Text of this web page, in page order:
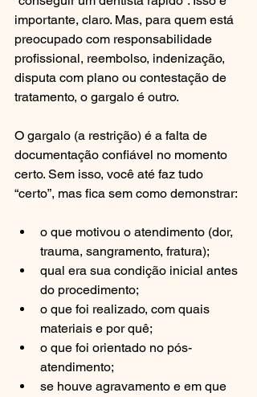
importante, claro. Mas, para quem está
preocupado com responsabilidade
profissional, reembolso, indenização,
disputa com plano ou contestação de
tratamento, o gargalo é outro.
O gargalo (a restrição) é a falta de
documentação confiável no momento
certo. Sem isso, você até faz tudo
“certo”, mas fica sem como demonstrar:
o que motivou o atendimento (dor,
trauma, sangramento, fratura);
qual era sua condição inicial antes
do procedimento;
o que foi realizado, com quais
materiais e por quê;
o que foi orientado no pós-
atendimento;
se houve agravamento e em que